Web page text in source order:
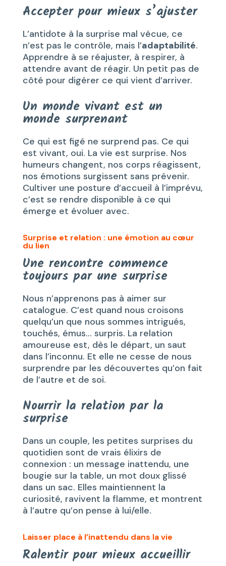
Accepter pour mieux s’ajuster
L’antidote à la surprise mal vécue, ce
n’est pas le contrôle, mais l’adaptabilité.
Apprendre à se réajuster, à respirer, à
attendre avant de réagir. Un petit pas de
côté pour digérer ce qui vient d’arriver.
Un monde vivant est un
monde surprenant
Ce qui est figé ne surprend pas. Ce qui
est vivant, oui. La vie est surprise. Nos
humeurs changent, nos corps réagissent,
nos émotions surgissent sans prévenir.
Cultiver une posture d’accueil à l’imprévu,
c’est se rendre disponible à ce qui
émerge et évoluer avec.
Surprise et relation : une émotion au cœur
du lien
Une rencontre commence
toujours par une surprise
Nous n’apprenons pas à aimer sur
catalogue. C’est quand nous croisons
quelqu’un que nous sommes intrigués,
touchés, émus… surpris. La relation
amoureuse est, dès le départ, un saut
dans l’inconnu. Et elle ne cesse de nous
surprendre par les découvertes qu’on fait
de l’autre et de soi.
Nourrir la relation par la
surprise
Dans un couple, les petites surprises du
quotidien sont de vrais élixirs de
connexion : un message inattendu, une
bougie sur la table, un mot doux glissé
dans un sac. Elles maintiennent la
curiosité, ravivent la flamme, et montrent
à l’autre qu’on pense à lui/elle.
Laisser place à l’inattendu dans la vie
Ralentir pour mieux accueillir